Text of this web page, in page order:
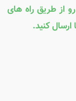
از طریق راه های
کنید.